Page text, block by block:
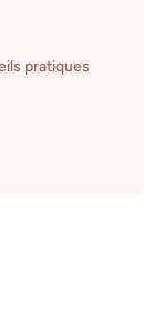
pratiques